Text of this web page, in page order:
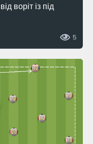
воріт із під
5